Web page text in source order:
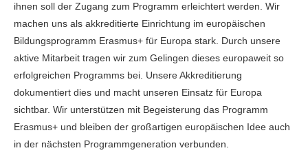
ihnen soll der Zugang zum Programm erleichtert werden. Wir
machen uns als akkreditierte Einrichtung im europäischen
Bildungsprogramm Erasmus+ für Europa stark. Durch unsere
aktive Mitarbeit tragen wir zum Gelingen dieses europaweit so
erfolgreichen Programms bei. Unsere Akkreditierung
dokumentiert dies und macht unseren Einsatz für Europa
sichtbar. Wir unterstützen mit Begeisterung das Programm
Erasmus+ und bleiben der großartigen europäischen Idee auch
in der nächsten Programmgeneration verbunden.